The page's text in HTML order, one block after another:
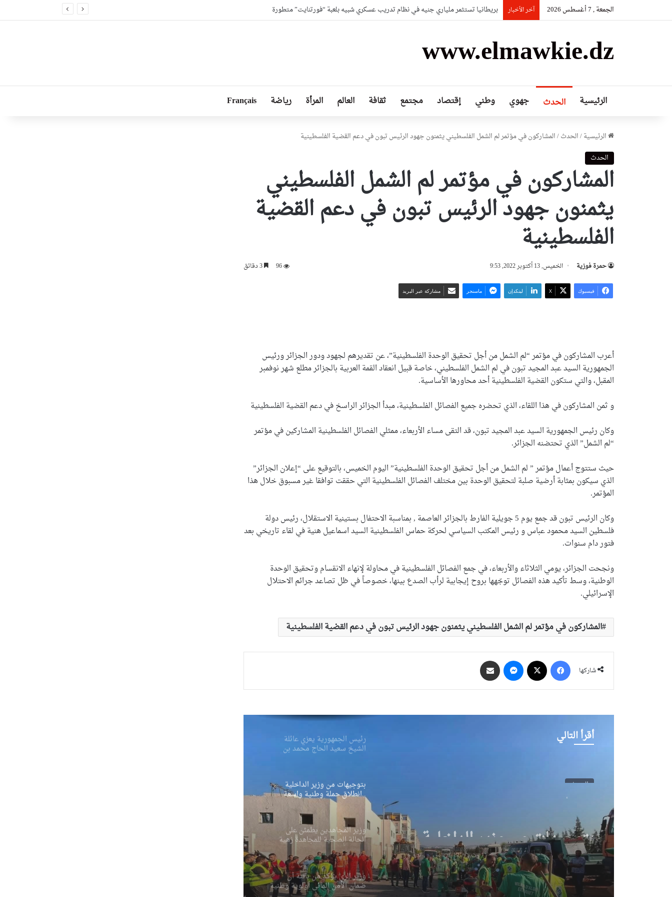
الجمعة , 7 أغسطس 2026 آخر الأخبار بريطانيا تستثمر ملياري جنيه في نظام تدريب عسكري شبيه بلعبة “فورتنايت” متطورة
www.elmawkie.dz
الرئيسية الحدث جهوي وطني إقتصاد مجتمع ثقافة العالم المرأة رياضة Français
الرئيسية/الحدث/المشاركون في مؤتمر لم الشمل الفلسطيني يثمنون جهود الرئيس تبون في دعم القضية الفلسطينية
الحدث
المشاركون في مؤتمر لم الشمل الفلسطيني
يثمنون جهود الرئيس تبون في دعم القضية
الفلسطينية
حمرة فوزية الخميس, 13 أكتوبر 2022, 9:53 96 3 دقائق
فيسبوك ‫X لينكدإن ماسنجر مشاركة عبر البريد
أعرب المشاركون في مؤتمر “لم الشمل من أجل تحقيق الوحدة الفلسطينية”، عن تقديرهم لجهود ودور الجزائر ورئيس
الجمهورية السيد عبد المجيد تبون في لم الشمل الفلسطيني، خاصة قبيل انعقاد القمة العربية بالجزائر مطلع شهر نوفمبر
المقبل، والتي ستكون القضية الفلسطينية أحد محاورها الأساسية.
و ثمن المشاركون في هذا اللقاء، الذي تحضره جميع الفصائل الفلسطينية، مبدأ الجزائر الراسخ في دعم القضية الفلسطينية
وكان رئيس الجمهورية السيد عبد المجيد تبون، قد التقى مساء الأربعاء، ممثلي الفصائل الفلسطينية المشاركين في مؤتمر
“لم الشمل” الذي تحتضنه الجزائر.
حيث ستتوج أعمال مؤتمر ” لم الشمل من أجل تحقيق الوحدة الفلسطينية” اليوم الخميس، بالتوقيع على “إعلان الجزائر”
الذي سيكون بمثابة أرضية صلبة لتحقيق الوحدة بين مختلف الفصائل الفلسطينية التي حققت توافقا غير مسبوق خلال هذا
المؤتمر.
وكان الرئيس تبون قد جمع يوم 5 جويلية الفارط بالجزائر العاصمة , بمناسبة الاحتفال بستينية الاستقلال، رئيس دولة
فلسطين السيد محمود عباس و رئيس المكتب السياسي لحركة حماس الفلسطينية السيد اسماعيل هنية في لقاء تاريخي بعد
فتور دام سنوات.
ونجحت الجزائر، يومي الثلاثاء والأربعاء، في جمع الفصائل الفلسطينية في محاولة لإنهاء الانقسام وتحقيق الوحدة
الوطنية، وسط تأكيد هذه الفصائل توجّهها بروح إيجابية لرأب الصدع بينها، خصوصاً في ظل تصاعد جرائم الاحتلال
الإسرائيلي.
المشاركون في مؤتمر لم الشمل الفلسطيني يثمنون جهود الرئيس تبون في دعم القضية الفلسطينية
شاركها
أقرأ التالي
الحدث
بتوجيهات من وزير الداخلية
..انطلاق حملة وطنية واسعة
للنظافة عبر مختلف ولايات
الوطن
وزارة الصحة سخرت جميع
الإمكانيات للتكفل بمصابي حادثي
قسنطينة وتيارت
الوطنية العظمى ” النصر”
بالعاصمة مينسك
رئيسة مجلس الجمهورية للجمعية
الوطنية البيلاروسية
الزهور أمام تمثال النصر بالعاصمة
صحيفة إسبانية: مخزونات الغاز
رئيس الجمهورية يعزي عائلة
الشيخ سعيد الحاج محمد بن
إبراهيم “كعباش”
بتوجيهات من وزير الداخلية
..انطلاق حملة وطنية واسعة
للنظافة عبر مختلف ولايات
وزير المجاهدين يطمئن على
الحالة الصحية للمجاهدة زهية
خرف الله
وزير الري يؤكد من باتنة أن
ضمان الأمن المائي أولوية وطنية